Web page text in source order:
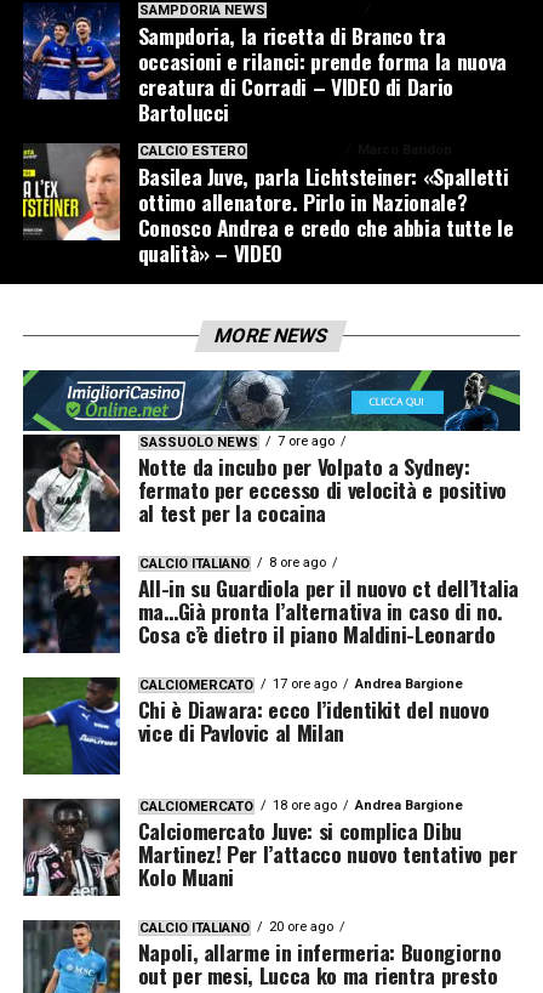
SAMPDORIA NEWS
Sampdoria, la ricetta di Branco tra
occasioni e rilanci: prende forma la nuova
creatura di Corradi – VIDEO di Dario
Bartolucci
CALCIO ESTERO
Basilea Juve, parla Lichtsteiner: «Spalletti
ottimo allenatore. Pirlo in Nazionale?
Conosco Andrea e credo che abbia tutte le
qualità» – VIDEO
MORE NEWS
SASSUOLO NEWS 7 ore ago
Notte da incubo per Volpato a Sydney:
fermato per eccesso di velocità e positivo
al test per la cocaina
CALCIO ITALIANO 8 ore ago
All-in su Guardiola per il nuovo ct dell’Italia
ma…Già pronta l’alternativa in caso di no.
Cosa c’è dietro il piano Maldini-Leonardo
CALCIOMERCATO 17 ore ago Andrea Bargione
Chi è Diawara: ecco l’identikit del nuovo
vice di Pavlovic al Milan
CALCIOMERCATO 18 ore ago Andrea Bargione
Calciomercato Juve: si complica Dibu
Martinez! Per l’attacco nuovo tentativo per
Kolo Muani
CALCIO ITALIANO 20 ore ago
Napoli, allarme in infermeria: Buongiorno
out per mesi, Lucca ko ma rientra presto